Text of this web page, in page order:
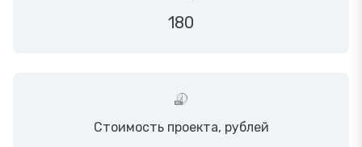
180
Стоимость проекта, рублей